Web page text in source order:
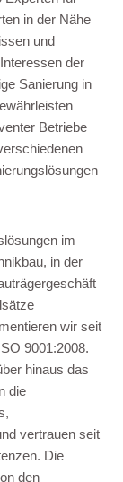
in der Nähe
und
der
Sanierung in
Betriebe
im
in der
wir seit
9001:2008.
hinaus das
die
vertrauen seit
Die
den